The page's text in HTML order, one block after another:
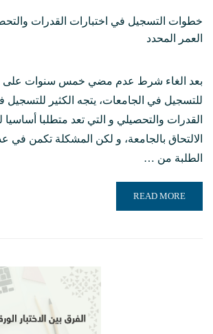
خطوات التسجيل في اختبارات القدرات
العمر المحدد
بعد الغاء شرط عدم مضي خمس سنوات على
للتسجيل في الجامعات، يتجه الكثير للتسجيل
القدرات والتحصيلي و التي تعد متطلبا أساسيا
الالتحاق بالجامعة، و لكن المشكلة تكمن في
الطلبة من …
READ MORE ABOUT خطوات التسجيل في اختبارات القدرات والتحصيلي لمن تجاوزوا العمر المحدد
READ MORE